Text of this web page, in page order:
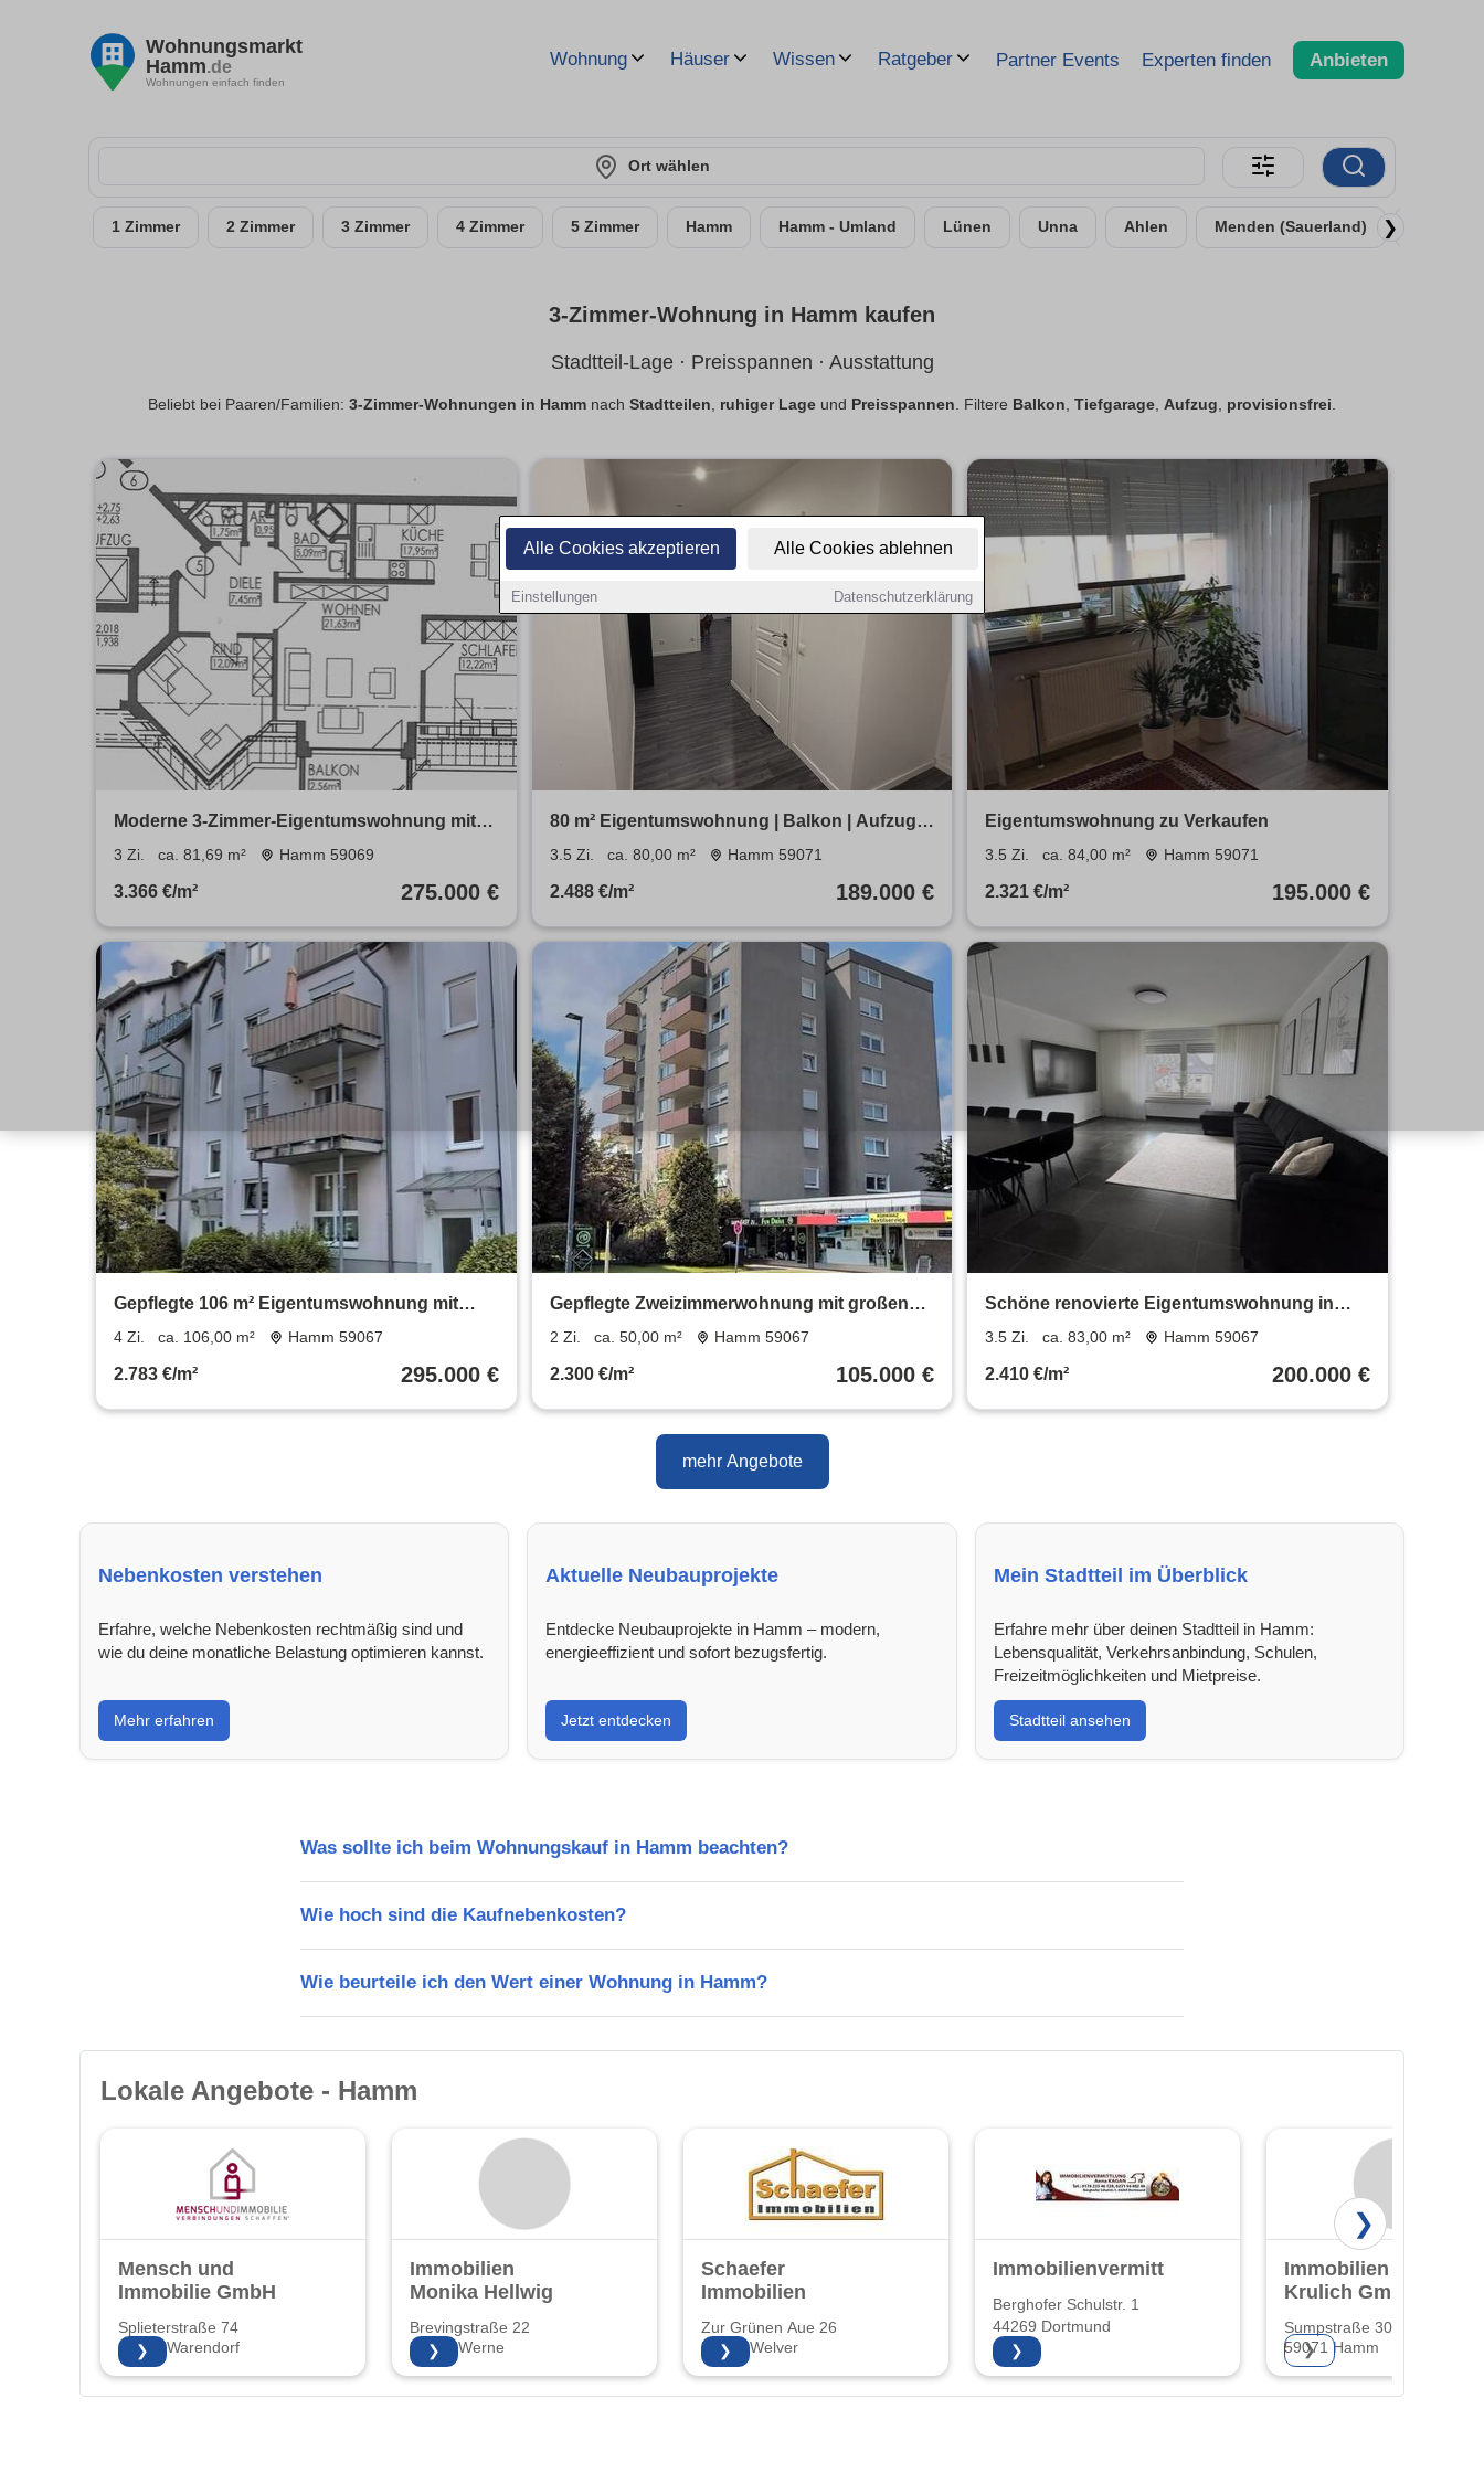
Alle Cookies akzeptieren Alle Cookies ablehnen
Einstellungen Datenschutzerklärung
Wohnungsmarkt
Hamm.de
Wohnungen einfach finden
Wohnung Häuser Wissen Ratgeber Partner Events Experten finden Anbieten
Ort wählen
1 Zimmer 2 Zimmer 3 Zimmer 4 Zimmer 5 Zimmer Hamm Hamm - Umland Lünen Unna Ahlen Menden (Sauerland) ❯
3-Zimmer-Wohnung in Hamm kaufen
Stadtteil-Lage · Preisspannen · Ausstattung
Beliebt bei Paaren/Familien: 3-Zimmer-Wohnungen in Hamm nach Stadtteilen, ruhiger Lage und Preisspannen. Filtere Balkon, Tiefgarage, Aufzug, provisionsfrei.
Moderne 3-Zimmer-Eigentumswohnung mit
Balkon, Aufzug & Tiefgarage
3 Zi. ca. 81,69 m² Hamm 59069
3.366 €/m² 275.000 €
80 m² Eigentumswohnung | Balkon | Aufzug |
Provisionsfrei
3.5 Zi. ca. 80,00 m² Hamm 59071
2.488 €/m² 189.000 €
Eigentumswohnung zu Verkaufen
3.5 Zi. ca. 84,00 m² Hamm 59071
2.321 €/m² 195.000 €
Gepflegte 106 m² Eigentumswohnung mit
Balkon – Hamm 59067
4 Zi. ca. 106,00 m² Hamm 59067
2.783 €/m² 295.000 €
Gepflegte Zweizimmerwohnung mit großen
Balkon
2 Zi. ca. 50,00 m² Hamm 59067
2.300 €/m² 105.000 €
Schöne renovierte Eigentumswohnung in
aktraktiver Lage
3.5 Zi. ca. 83,00 m² Hamm 59067
2.410 €/m² 200.000 €
mehr Angebote
Nebenkosten verstehen
Erfahre, welche Nebenkosten rechtmäßig sind und
wie du deine monatliche Belastung optimieren kannst.
Mehr erfahren
Aktuelle Neubauprojekte
Entdecke Neubauprojekte in Hamm – modern,
energieeffizient und sofort bezugsfertig.
Jetzt entdecken
Mein Stadtteil im Überblick
Erfahre mehr über deinen Stadtteil in Hamm:
Lebensqualität, Verkehrsanbindung, Schulen,
Freizeitmöglichkeiten und Mietpreise.
Stadtteil ansehen
Was sollte ich beim Wohnungskauf in Hamm beachten?
Wie hoch sind die Kaufnebenkosten?
Wie beurteile ich den Wert einer Wohnung in Hamm?
Lokale Angebote - Hamm
Mensch und
Immobilie GmbH
Splieterstraße 74
48231 Warendorf
❯
Immobilien
Monika Hellwig
Brevingstraße 22
59368 Werne
❯
Schaefer
Immobilien
Zur Grünen Aue 26
59514 Welver
❯
Immobilienvermittlung
Berghofer Schulstr. 1
44269 Dortmund
❯
Immobilien
Krulich GmbH
Sumpstraße 30
59071 Hamm
❯
❯